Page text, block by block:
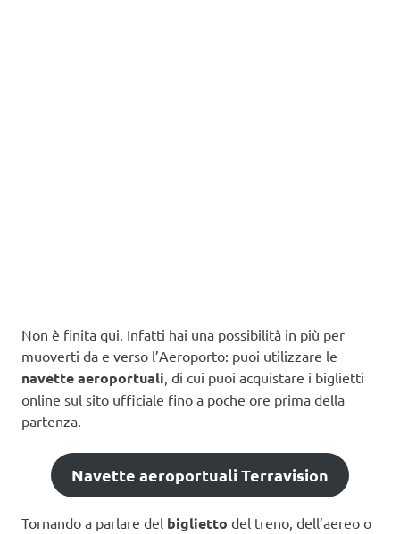
Non è finita qui. Infatti hai una possibilità in più per
muoverti da e verso l’Aeroporto: puoi utilizzare le
navette aeroportuali, di cui puoi acquistare i biglietti
online sul sito ufficiale fino a poche ore prima della
partenza.
Navette aeroportuali Terravision
Tornando a parlare del biglietto del treno, dell’aereo o